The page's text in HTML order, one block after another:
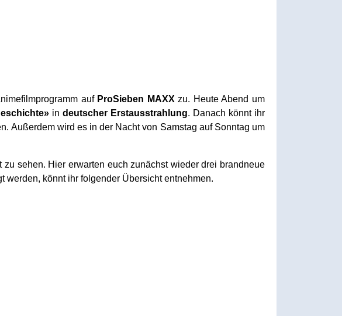
auf ProSieben MAXXzu. Heute Abend um
in deutscher Erstausstrahlung. Danach könnt ihr
Außerdem wird es in der Nacht von Samstag auf Sonntag um
sehen. Hier erwarten euch zunächst wieder drei brandneue
werden, könnt ihr folgender Übersicht entnehmen.